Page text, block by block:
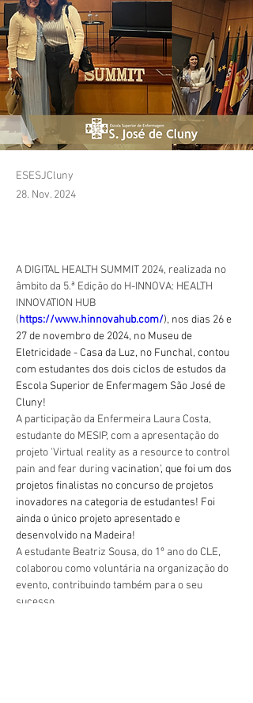
ESESJCluny
28. Nov. 2024
A DIGITAL HEALTH SUMMIT 2024, realizada no
âmbito da 5.ª Edição do H-INNOVA: HEALTH
INNOVATION HUB
(https://www.hinnovahub.com/), nos dias 26 e
27 de novembro de 2024, no Museu de
Eletricidade - Casa da Luz, no Funchal, contou
com estudantes dos dois ciclos de estudos da
Escola Superior de Enfermagem São José de
Cluny!
A participação da Enfermeira Laura Costa,
estudante do MESIP, com a apresentação do
projeto 'Virtual reality as a resource to control
pain and fear during vacination', que foi um dos
projetos finalistas no concurso de projetos
inovadores na categoria de estudantes! Foi
ainda o único projeto apresentado e
desenvolvido na Madeira!
A estudante Beatriz Sousa, do 1º ano do CLE,
colaborou como voluntária na organização do
evento, contribuindo também para o seu
sucesso.